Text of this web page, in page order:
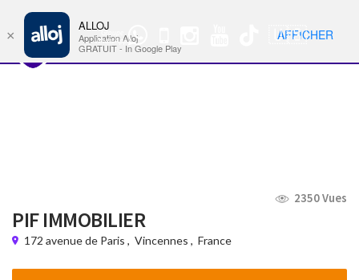
Groupe
WhatsApp
🇺🇸 Nav
2350 Vues
PIF IMMOBILIER
172 avenue de Paris , Vincennes , France
×
ALLOJ
Application Alloj
GRATUIT - In Google Play
AFFICHER